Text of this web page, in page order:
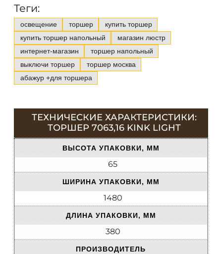
Теги:
освещение торшер
купить торшер
купить торшер напольный
магазин люстр
интернет-магазин
торшер напольный
выключи торшер
торшер москва
абажур +для торшера
ТЕХНИЧЕСКИЕ ХАРАКТЕРИСТИКИ:
ТОРШЕР 7063,16 KINK LIGHT
ВЫСОТА УПАКОВКИ, ММ
65
ШИРИНА УПАКОВКИ, ММ
1480
ДЛИНА УПАКОВКИ, ММ
380
ПРОИЗВОДИТЕЛЬ